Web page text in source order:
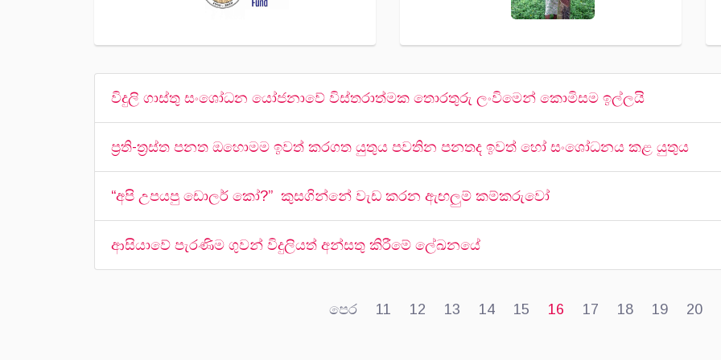
විදුලි ගාස්තු සංශෝධන යෝජනාවේ විස්තරාත්මක තොරතුරු ලංවිමෙන් කොමිසම ඉල්ලයි
ප්‍රති-ත්‍රස්ත පනත ඔහොමම ඉවත් කරගත යුතුය පවතින පනතද ඉවත් හෝ සංශෝධනය කළ යුතුය
“අපි උපයපු ඩොලර් කෝ?” කුසගින්නේ වැඩ කරන ඇඟලුම් කම්කරුවෝ
ආසියාවේ පැරණිම ගුවන් විදුලියත් අන්සතු කිරීමේ ලේඛනයේ
පෙර 11 12 13 14 15 16 17 18 19 20